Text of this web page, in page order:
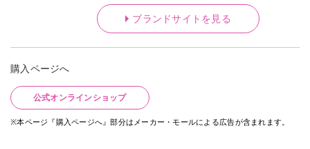
ブランドサイトを見る
購入ページへ
公式オンラインショップ
※本ページ『購入ページへ』部分はメーカー・モールによる広告が含まれます。